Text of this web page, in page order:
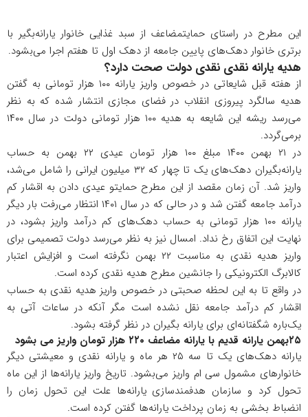
این مطرح در راستای حمایتمضاعف از سبد غذایی خانوار یارانه‌بگیر با
برتری خانوار دهک‌های پایین جامعه از دهک اول تا هفتم اجرا می‌بشود.
هدیه یارانه نقدی نقدی دولت صحت دارد؟
از هفته قبل شایعاتی در خصوص واریز یارانه ۱۰۰ هزار تومانی به گفتن
هدیه سالگرد پیروزی انقلاب در فضای مجازی انتشار شده که به نظر
می‌رسد ریشه این شایعه به هدیه ۱۰۰ هزار تومانی دولت در سال ۱۴۰۰
برمی‌گردد.
در ۲۱ بهمن ۱۴۰۰ مبلغ ۱۰۰ هزار تومان عیدی ۲۲ بهمن به حساب
یارانه‌بگیران دهک‌های یک تا چهار که ۳۲ میلیون ایرانی را شامل می‌شد،
واریز شد. آن زمان مقصد از این مطرح حمایتو عیدی دادن به اقشار کم
درآمد جامعه گفتن شد و در حالی که در سال ۱۴۰۱ انتظار می‌رفت بار دیگر
یارانه ۱۰۰ هزار تومانی به حساب دهک‌های کم درآمد واریز بشود، در
نهایت این اتفاق رخ نداد. امسال نیز به نظر می‌رسد دولت تصمیمی برای
واریز هدیه نقدی به مناسبت ۲۲ بهمن نگرفته است و افزایش اعتبار
کالابرگ الکترونیکی را جانشین مطرح هدیه نقدی کرده است.
در واقع تا به این لحظه صحبتی در خصوص واریز هدیه نقدی به حساب
اقشار کم درآمد جامعه نقل نشده است مگر آنکه در ساعات آتی به
یک‌باره شگفتانه‌ای برای یارانه بگیران در نظر گرفته بشود.
۲۵بهمن یارانه قدیم با یارانه مضاعف ۲۲۰ هزار تومان واریز می بشود
یارانه دهک‌های یک تا سه ۲۵ هر ماه و یارانه نقدی و معیشتی دیگر
خانوار‌های مشمول سی ام واریز می‌بشود. تاریخ واریز یارانه‌ها از این ماه
تحول کرد و سازمان هدفمندسازی یارانه‌ها علت این تحول زمان را
انضباط بخشی به زمان پرداخت یارانه‌ها گفتن کرده است.